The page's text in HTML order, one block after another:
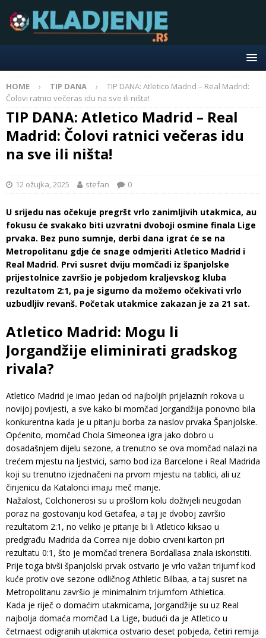
HOME TIP DANA
TIP DANA: Atletico Madrid – Real Madrid:
Čolovi ratnici večeras idu na sve ili ništa!
TIP DANA: Atletico Madrid – Real
Madrid: Čolovi ratnici večeras idu
na sve ili ništa!
12 ožujka, 2025 stefan 0
U srijedu nas očekuje pregršt vrlo zanimljivih utakmica, au
fokusu će svakako biti uzvratni dvoboji osmine finala Lige
prvaka. Bez puno sumnje, derbi dana igrat će se na
Metropolitanu gdje će snage odmjeriti Atletico Madrid i
Real Madrid. Prvi susret dviju momčadi iz španjolske
prijestolnice završio je pobjedom kraljevskog kluba
rezultatom 2:1, pa je sigurno da možemo očekivati ​​vrlo
uzbudljiv revanš. Početak utakmice zakazan je za 21 sat.
Atletico Madrid: Mogu li
Jorgandžije eliminirati gradskog
rivala?
Atletico Madrid je imao jedan od najboljih prijelaznih rokova u
novijoj povijesti, a sve kako bi momčad Jorgandžija ponovno bila
konkurentna kada je u pitanju borba za naslov prvaka Španjolske.
Općenito, momčad Chola Simeonea igra jako dobro u
dosadašnjem dijelu sezone, a trenutno se ova momčad nalazi na
trećem mjestu na ljestvici, samo bod iza Barcelone i Real Madrida
koji su trenutno izjednačeni na prvom mjestu na tablici, ali uz
činjenicu da Katalonci imaju meč manje.
Nažalost, Colchonerosi su u prošlom kolu doživjeli neugodan
poraz na gostovanju kod Getafea, a taj je dvoboj završio
rezultatom 2:1, no veliko je pitanje bi li Atletico kiksao u
predgrađu Madrida da Correa nije dobio crveni karton pri
rezultatu 0:1, što je momčad trenera Bordallasa znala iskoristiti.
Prije toga bivši španjolski prvak ostvario je vrlo važan trijumf kod
kuće protiv ove sezone odličnog Athletic Bilbaa, a taj susret na
Metropolitanu završio je minimalnim trijumfom Athletica.
Kada je riječ o domaćim utakmicama, Jorgandžije su uz Real
najbolja domaća momčad La Lige, budući da je Atletico u
četrnaest odigranih utakmica ostvario deset pobjeda, četiri remija